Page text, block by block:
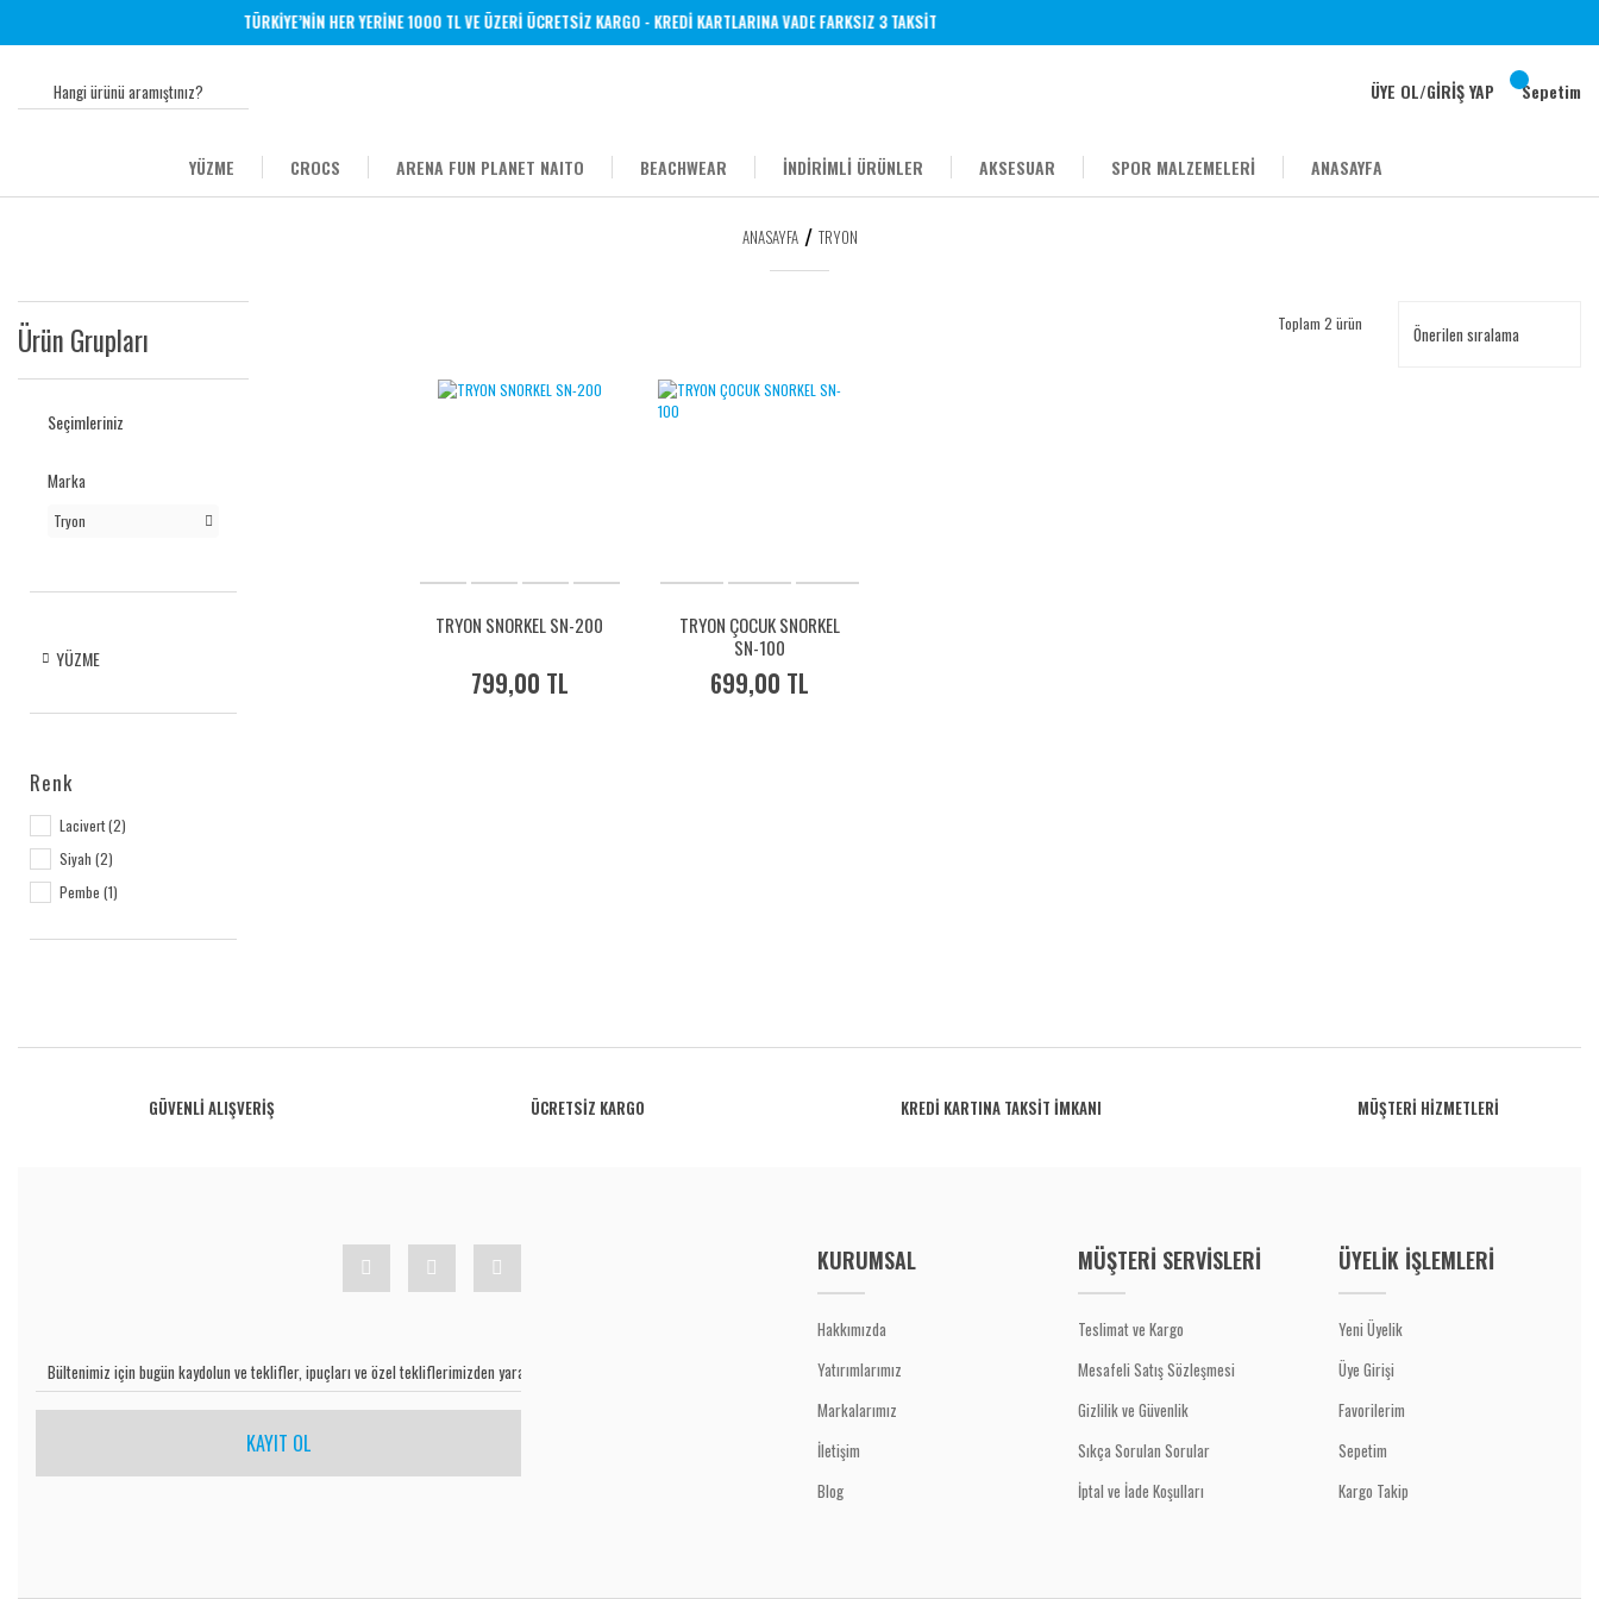
TÜRKİYE’NİN HER YERİNE 1000 TL VE ÜZERİ ÜCRETSİZ KARGO - KREDİ KARTLARINA VADE FARKSIZ 3 TAKSİT
ÜYE OL/GİRİŞ YAP Sepetim
YÜZME CROCS ARENA FUN PLANET NAITO BEACHWEAR İNDİRİMLİ ÜRÜNLER AKSESUAR SPOR MALZEMELERİ ANASAYFA
ANASAYFA TRYON
Ürün Grupları
Seçimleriniz
Marka
Tryon
YÜZME
Renk
Lacivert (2)
Siyah (2)
Pembe (1)
Toplam 2 ürün
TRYON SNORKEL SN-200
799,00 TL
TRYON ÇOCUK SNORKEL
SN-100
699,00 TL
GÜVENLİ ALIŞVERİŞ ÜCRETSİZ KARGO KREDİ KARTINA TAKSİT İMKANI MÜŞTERİ HİZMETLERİ
KAYIT OL
KURUMSAL
Hakkımızda
Yatırımlarımız
Markalarımız
İletişim
Blog
MÜŞTERİ SERVİSLERİ
Teslimat ve Kargo
Mesafeli Satış Sözleşmesi
Gizlilik ve Güvenlik
Sıkça Sorulan Sorular
İptal ve İade Koşulları
ÜYELİK İŞLEMLERİ
Yeni Üyelik
Üye Girişi
Favorilerim
Sepetim
Kargo Takip